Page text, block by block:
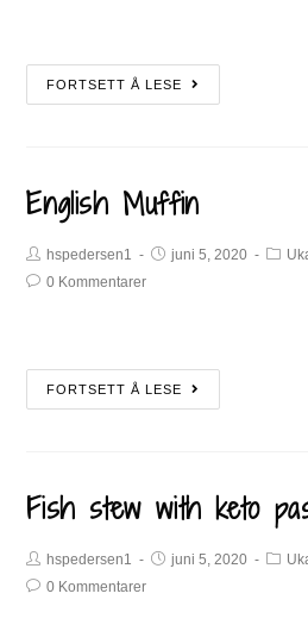
FORTSETT Å LESE
English Muffin
hspedersen1 juni 5, 2020
0 Kommentarer
FORTSETT Å LESE
Fish stew with keto
hspedersen1 juni 5, 2020
0 Kommentarer